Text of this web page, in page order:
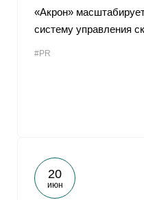
«Акрон»
систему управления
#PR
20
июн